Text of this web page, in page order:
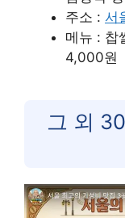
주소 : 서
메뉴 : 찹
4,000원
그 외